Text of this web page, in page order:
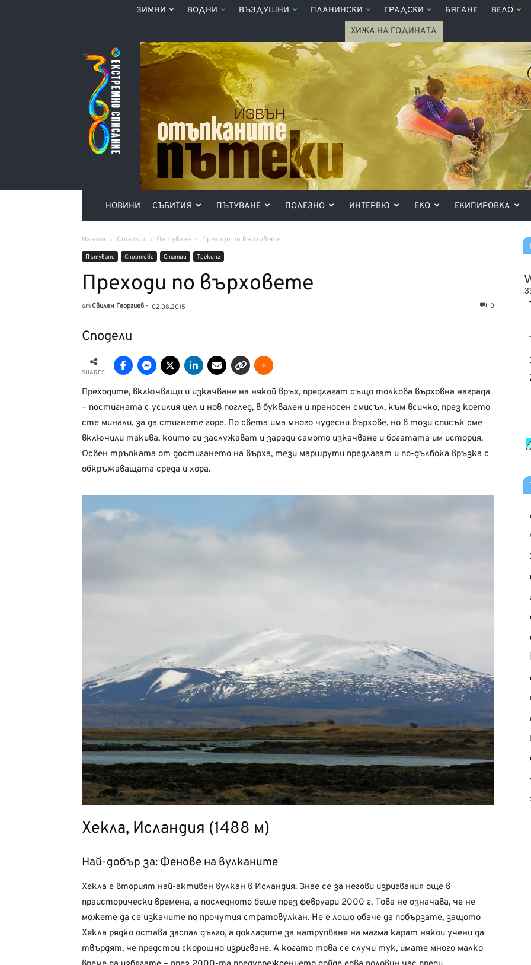
ЗИМНИ ВОДНИ ВЪЗДУШНИ ПЛАНИНСКИ ГРАДСКИ БЯГАНЕ ВЕЛО
ХИЖА НА ГОДИНАТА
Списание
360°
НОВИНИ СЪБИТИЯ ПЪТУВАНЕ ПОЛЕЗНО ИНТЕРВЮ ЕКО ЕКИПИРОВКА
Начало Статии Пътуване Преходи по върховете
Пътуване Спортове Статии Трекинг
Преходи по върховете
отСвилен Георгиев - 02.08.2015 0
Сподели
SHARES
Преходите, включващи и изкачване на някой връх, предлагат също толкова върховна награда
– постигната с усилия цел и нов поглед, в буквален и преносен смисъл, към всичко, през което
сте минали, за да стигнете горе. По света има много чудесни върхове, но в този списък сме
включили такива, които си заслужават и заради самото изкачване и богатата им история.
Освен тръпката от достигането на върха, тези маршрути предлагат и по-дълбока връзка с
обкръжаващата среда и хора.
Хекла, Исландия (1488 м)
Най-добър за: Фенове на вулканите
Хекла е вторият най-активен вулкан в Исландия. Знае се за негови изригвания още в
праисторически времена, а последното беше през февруари 2000 г. Това не означава, че не
можете да се изкачите по прочутия стратовулкан. Не е лошо обаче да побързате, защото
Хекла рядко остава заспал дълго, а докладите за натрупване на магма карат някои учени да
твърдят, че предстои скорошно изригване. А когато това се случи тук, имате много малко